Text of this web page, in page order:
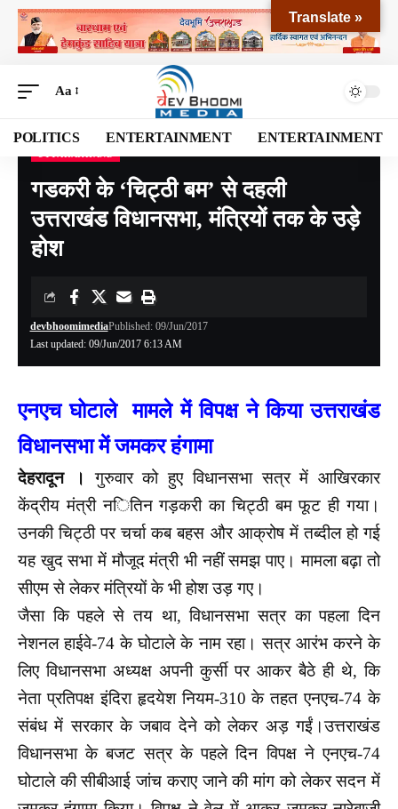
Aa
POLITICS ENTERTAINMENT ENTERTAINMENT
Devbhoomi Media> Blog>NATIONAL>UTTARAKHAND
गडकरी के ‘च‌िट्ठी बम’ से दहली
उत्तराखंड विधानसभा, मंत्रियों तक के उड़े
होश
Last updated: 09/Jun/2017 6:13 AM
devbhoomimediaPublished: 09/Jun/2017
एनएच घोटाले मामले में विपक्ष ने किया उत्तराखंड
विधानसभा में जमकर हंगामा
देहरादून ।
गुरुवार को हुए व‌िधानसभा सत्र में आख‌िरकार
केंद्रीय मंत्री न‌‌ित‌िन गड़करी का च‌िट्ठी बम फूट ही गया।
उनकी च‌िट्ठी पर चर्चा कब बहस और आक्रोष में तब्दील हो गई
यह खुद सभा में मौजूद मंत्री भी नहीं समझ पाए। मामला बढ़ा तो
सीएम से लेकर मंत्रियों के भी होश उड़ गए।
जैसा कि पहले से तय था, विधानसभा सत्र का पहला दिन
नेशनल हाईवे-74 के घोटाले के नाम रहा। सत्र आरंभ करने के
लिए विधानसभा अध्यक्ष अपनी कुर्सी पर आकर बैठे ही थे, कि
नेता प्रतिपक्ष इंदिरा हृदयेश नियम-310 के तहत एनएच-74 के
संबंध में सरकार के जबाव देने को लेकर अड़ गईं।उत्तराखंड
विधानसभा के बजट सत्र के पहले दिन विपक्ष ने एनएच-74
घोटाले की सीबीआई जांच कराए जाने की मांग को लेकर सदन में
Translate »